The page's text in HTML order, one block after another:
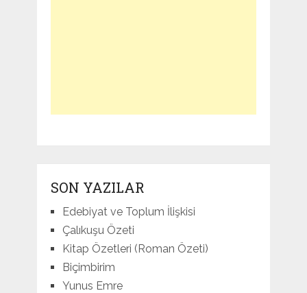
SON YAZILAR
Edebiyat ve Toplum İlişkisi
Çalıkuşu Özeti
Kitap Özetleri (Roman Özeti)
Biçimbirim
Yunus Emre